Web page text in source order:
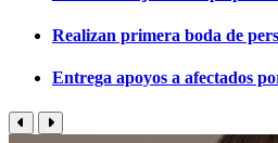
Realizan primera boda de
Entrega apoyos a afectados